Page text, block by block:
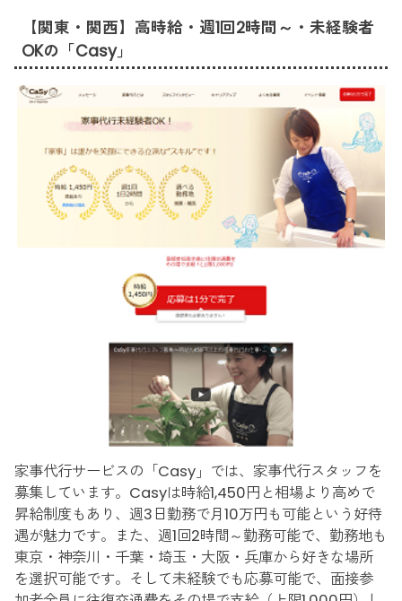
【関東・関西】高時給・週1回2時間～・未経験者
OKの「Casy」
家事代行サービスの「Casy」では、家事代行スタッフを
募集しています。Casyは時給1,450円と相場より高めで
昇給制度もあり、週3日勤務で月10万円も可能という好待
遇が魅力です。また、週1回2時間～勤務可能で、勤務地も
東京・神奈川・千葉・埼玉・大阪・兵庫から好きな場所
を選択可能です。そして未経験でも応募可能で、面接参